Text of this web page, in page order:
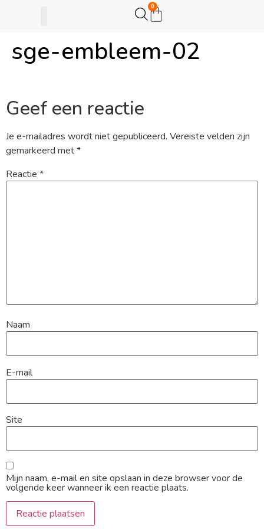
0
sge-embleem-02
Geef een reactie
Je e-mailadres wordt niet gepubliceerd. Vereiste velden zijn
gemarkeerd met*
Reactie *
Naam
E-mail
Site
Mijn naam, e-mail en site opslaan in deze browser voor de
volgende keer wanneer ik een reactie plaats.